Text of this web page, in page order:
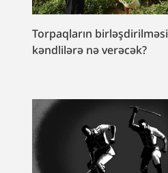
Torpaqların birləşdirilməsi
kəndlilərə nə verəcək?